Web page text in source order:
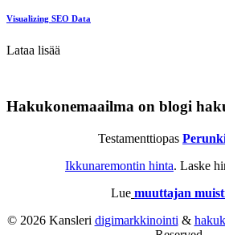
Visualizing SEO Data
Lataa lisää
Hakukonemaailma on blogi
Testamenttiopas
Ikkunaremontin hinta. Laske
Lue muuttajan
© 2026 Kansleri digimarkkinointi &